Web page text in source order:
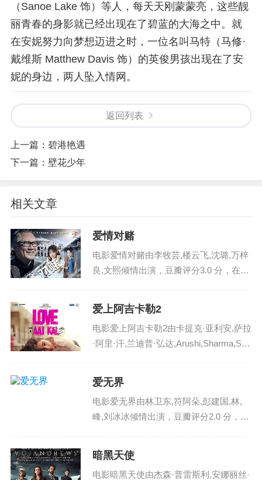
（Sanoe Lake 饰）等人，每天天刚蒙蒙亮，这些靓
丽青春的身影就已经出现在了碧蓝的大海之中。就
在安妮努力向梦想迈进之时，一位名叫马特（马修·
戴维斯 Matthew Davis 饰）的英俊男孩出现在了安
妮的身边，两人坠入情网。
返回列表
上一篇： 碧港艳遇
下一篇： 壁花少年
相关文章
爱情对赌
电影爱情对赌由李牧芸,楼云飞,沈璐,万梓
良,文熙倾情出演，豆瓣评分3.0 分，在内
饰）和其父方子良（万梓良 饰）因...
爱上阿吉卡勒2
电影爱上阿吉卡勒2由卡提克·亚利安,萨拉
·阿里·汗,兰迪普·弘达,Arushi,Sharma,Sid
爱无界
电影爱无界由林卫东,符阿朵,彭建国,林,
峰,刘冰冰倾情出演，豆瓣评分2.0 分，在
影。讲述一对法国男女在异地台湾旅游结
识...
暗黑天使
电影暗黑天使由杰森·普雷斯利,安娜丽丝·